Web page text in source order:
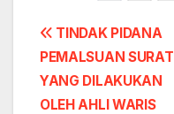
Post
navigation
TINDAK PIDANA
PEMALSUAN SURAT
YANG DILAKUKAN
OLEH AHLI WARIS